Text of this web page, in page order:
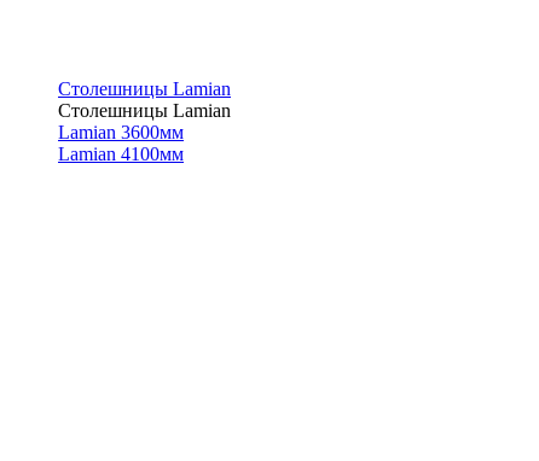
Столешницы Lamian
Столешницы Lamian
Lamian 3600мм
Lamian 4100мм